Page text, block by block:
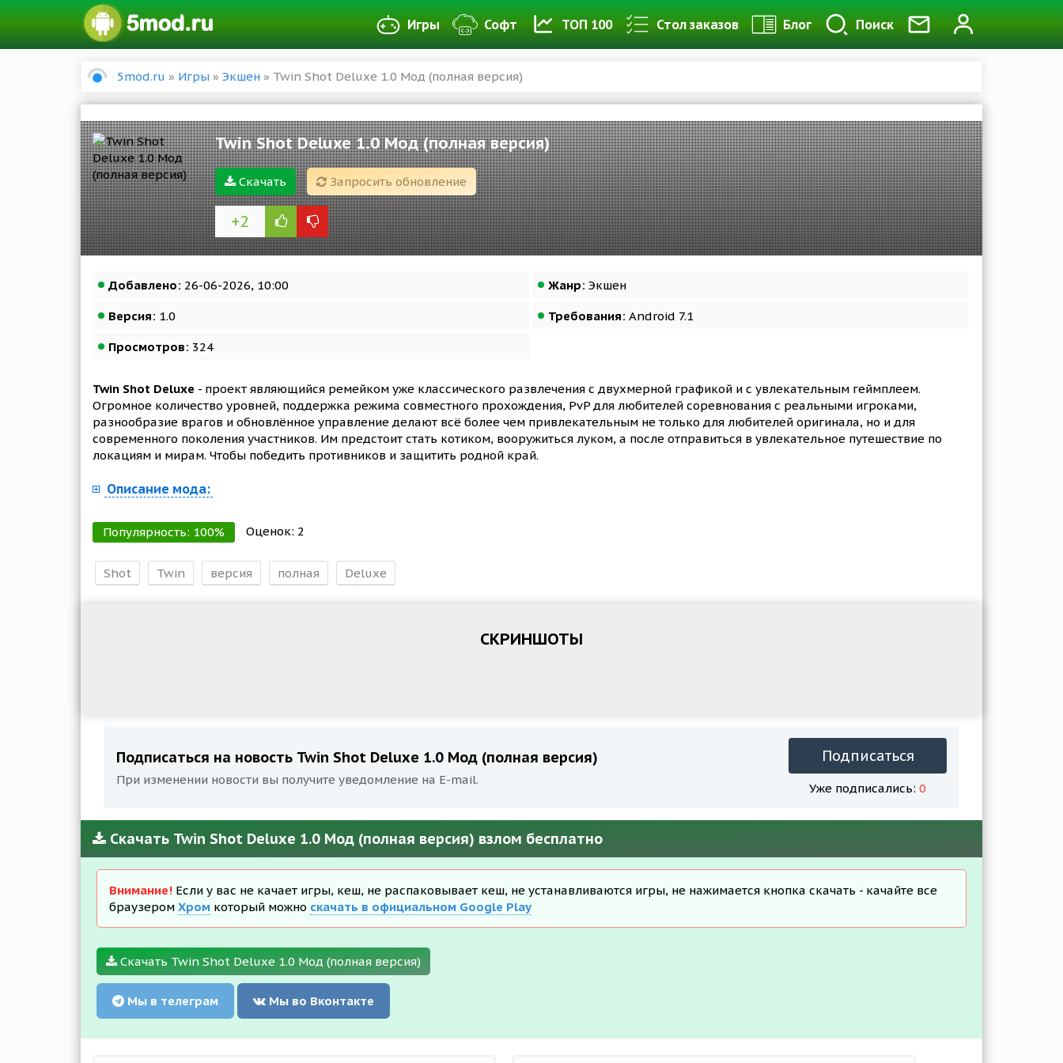
Игры Софт ТОП 100 Стол заказов Блог Поиск
5mod.ru » Игры » Экшен » Twin Shot Deluxe 1.0 Мод (полная версия)
Twin Shot Deluxe 1.0 Мод (полная версия)
Скачать Запросить обновление
+2
Добавлено: 26-06-2026, 10:00 Жанр: Экшен
Версия: 1.0 Требования: Android 7.1
Просмотров: 324
Twin Shot Deluxe - проект являющийся ремейком уже классического развлечения с двухмерной графикой и с увлекательным геймплеем.
Огромное количество уровней, поддержка режима совместного прохождения, PvP для любителей соревнования с реальными игроками,
разнообразие врагов и обновлённое управление делают всё более чем привлекательным не только для любителей оригинала, но и для
современного поколения участников. Им предстоит стать котиком, вооружиться луком, а после отправиться в увлекательное путешествие по
локациям и мирам. Чтобы победить противников и защитить родной край.
Описание мода:
Популярность: 100% Оценок: 2
Shot Twin версия полная Deluxe
СКРИНШОТЫ
Подписаться на новость Twin Shot Deluxe 1.0 Мод (полная версия)
При изменении новости вы получите уведомление на E-mail.
Подписаться
Уже подписались: 0
Скачать Twin Shot Deluxe 1.0 Мод (полная версия) взлом бесплатно
Внимание! Если у вас не качает игры, кеш, не распаковывает кеш, не устанавливаются игры, не нажимается кнопка скачать - качайте все
браузером Хром который можно скачать в официальном Google Play
Скачать Twin Shot Deluxe 1.0 Мод (полная версия)
Мы в телеграм Мы во Вконтакте